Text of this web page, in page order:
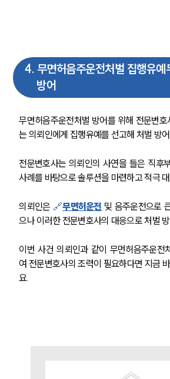
4. 무면허음주운전처벌 집행유예
방어
무면허음주운전처벌 방어를 위해 전문변
는 의뢰인에게 집행유예를 선고해 처벌 방
전문변호사는 의뢰인의 사연을 들은 직후
사례를 바탕으로 솔루션을 마련하고 적극
의뢰인은 🔗무면허운전 및 음주운전으로
으나 이러한 전문변호사의 대응으로 처벌
이번 사건 의뢰인과 같이 무먼허음주운전
여 전문변호사의 조력이 필요하다면 지금
요.